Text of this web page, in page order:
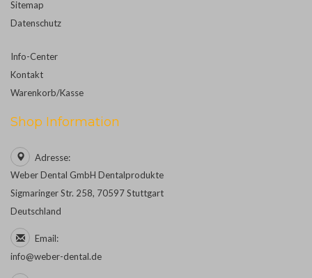
Sitemap
Datenschutz
Info-Center
Kontakt
Warenkorb/Kasse
Shop Information
Adresse:
Weber Dental GmbH Dentalprodukte
Sigmaringer Str. 258, 70597 Stuttgart
Deutschland
Email:
info@weber-dental.de